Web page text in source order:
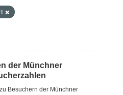
der Münchner
Besuchern der Münchner